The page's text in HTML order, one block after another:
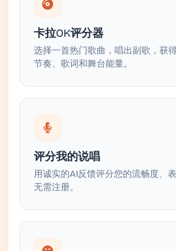
卡拉OK评分器
选择一首热门歌曲，唱出副歌，获
节奏、歌词和舞台能量。
评分我的说唱
用诚实的AI反馈评分您的流畅度、
无需注册。